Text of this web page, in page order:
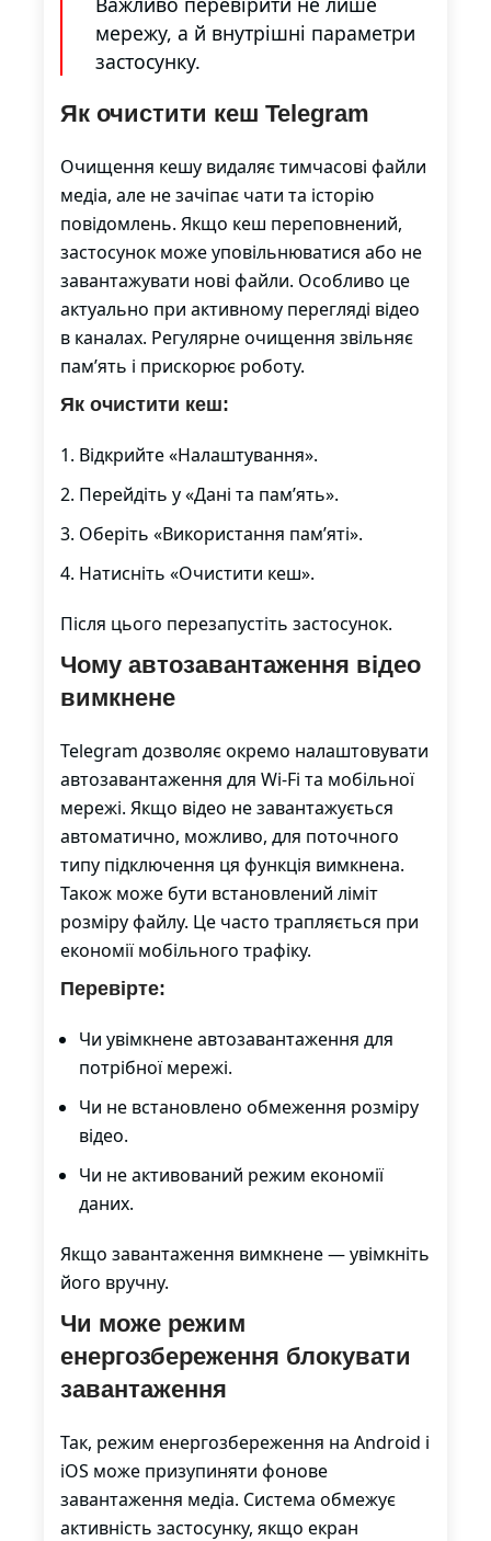
мережу, а й внутрішні параметри
застосунку.
Як очистити кеш Telegram
Очищення кешу видаляє тимчасові файли
медіа, але не зачіпає чати та історію
повідомлень. Якщо кеш переповнений,
застосунок може уповільнюватися або не
завантажувати нові файли. Особливо це
актуально при активному перегляді відео
в каналах. Регулярне очищення звільняє
пам’ять і прискорює роботу.
Як очистити кеш:
Відкрийте «Налаштування».
Перейдіть у «Дані та пам’ять».
Оберіть «Використання пам’яті».
Натисніть «Очистити кеш».
Після цього перезапустіть застосунок.
Чому автозавантаження відео
вимкнене
Telegram дозволяє окремо налаштовувати
автозавантаження для Wi-Fi та мобільної
мережі. Якщо відео не завантажується
автоматично, можливо, для поточного
типу підключення ця функція вимкнена.
Також може бути встановлений ліміт
розміру файлу. Це часто трапляється при
економії мобільного трафіку.
Перевірте:
Чи увімкнене автозавантаження для
потрібної мережі.
Чи не встановлено обмеження розміру
відео.
Чи не активований режим економії
даних.
Якщо завантаження вимкнене — увімкніть
його вручну.
Чи може режим
енергозбереження блокувати
завантаження
Так, режим енергозбереження на Android і
iOS може призупиняти фонове
завантаження медіа. Система обмежує
активність застосунку, якщо екран